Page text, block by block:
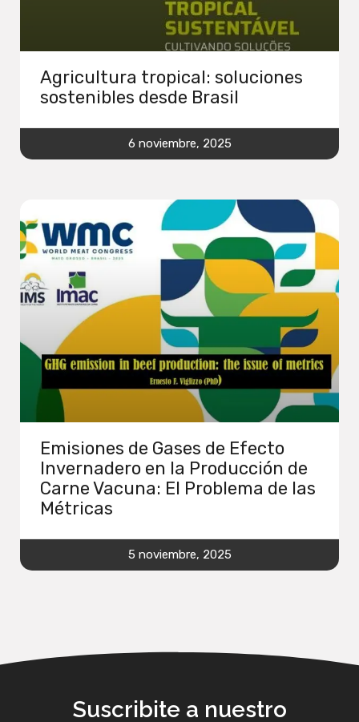
Agricultura tropical: soluciones
sostenibles desde Brasil
6 noviembre, 2025
Emisiones de Gases de Efecto
Invernadero en la Producción de
Carne Vacuna: El Problema de las
Métricas
5 noviembre, 2025
Suscribite a nuestro